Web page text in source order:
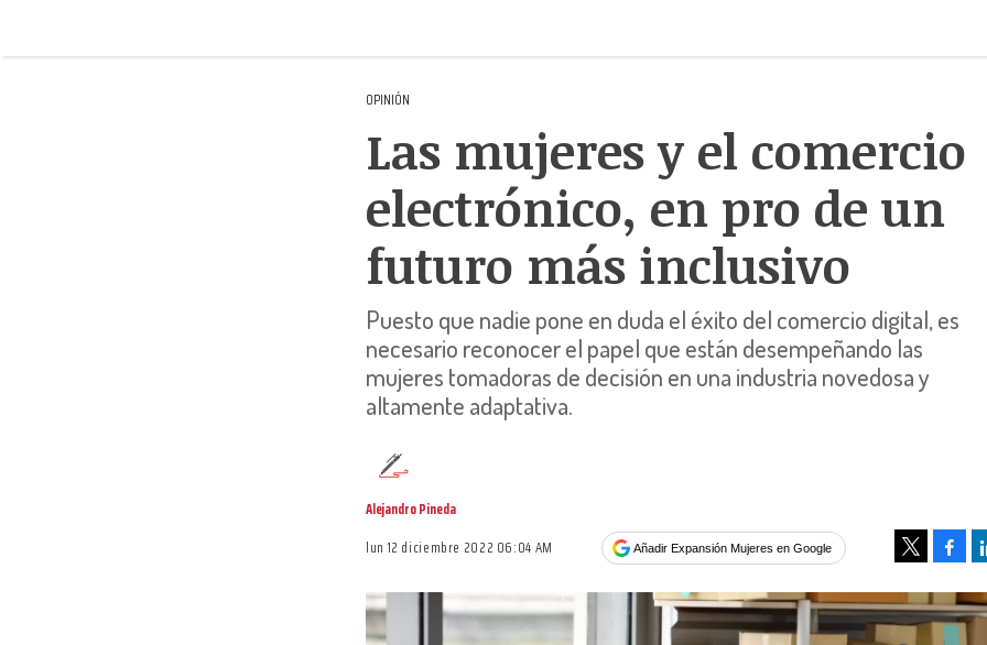
OPINIÓN
Las mujeres y el comercio
electrónico, en pro de un
futuro más inclusivo
Puesto que nadie pone en duda el éxito del comercio digital, es
necesario reconocer el papel que están desempeñando las
mujeres tomadoras de decisión en una industria novedosa y
altamente adaptativa.
Alejandro Pineda
lun 12 diciembre 2022 06:04 AM
Añadir Expansión Mujeres en Google